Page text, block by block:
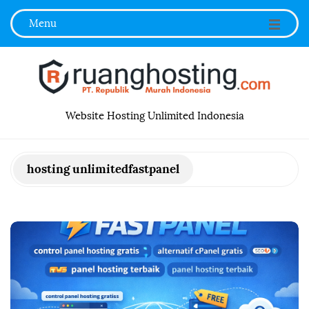
Menu
n
g
h
Website Hosting Unlimited Indonesia
hosting unlimitedfastpanel